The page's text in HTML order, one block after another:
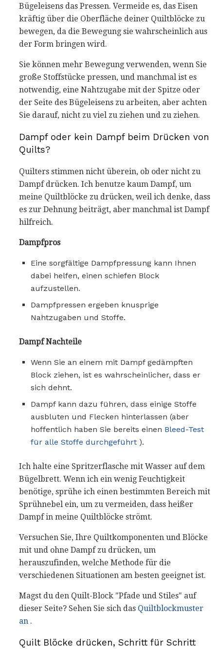
Bügeleisens das Pressen. Vermeide es, das Eisen
kräftig über die Oberfläche deiner Quiltblöcke zu
bewegen, da die Bewegung sie wahrscheinlich aus
der Form bringen wird.
Sie können mehr Bewegung verwenden, wenn Sie
große Stoffstücke pressen, und manchmal ist es
notwendig, eine Nahtzugabe mit der Spitze oder
der Seite des Bügeleisens zu arbeiten, aber achten
Sie darauf, nicht zu viel zu ziehen und zu ziehen.
Dampf oder kein Dampf beim Drücken von
Quilts?
Quilters stimmen nicht überein, ob oder nicht zu
Dampf drücken. Ich benutze kaum Dampf, um
meine Quiltblöcke zu drücken, weil ich denke, dass
es zur Dehnung beiträgt, aber manchmal ist Dampf
hilfreich.
Dampfpros
Eine sorgfältige Dampfpressung kann Ihnen
dabei helfen, einen schiefen Block
aufzustellen.
Dampfpressen ergeben knusprige
Nahtzugaben und Stoffe.
Dampf Nachteile
Wenn Sie an einem mit Dampf gedämpften
Block ziehen, ist es wahrscheinlicher, dass er
sich dehnt.
Dampf kann dazu führen, dass einige Stoffe
ausbluten und Flecken hinterlassen (aber
hoffentlich haben Sie bereits einen Bleed-Test
für alle Stoffe durchgeführt ).
Ich halte eine Spritzerflasche mit Wasser auf dem
Bügelbrett. Wenn ich ein wenig Feuchtigkeit
benötige, sprühe ich einen bestimmten Bereich mit
Sprühnebel ein, um zu vermeiden, dass heißer
Dampf in meine Quiltblöcke strömt.
Versuchen Sie, Ihre Quiltkomponenten und Blöcke
mit und ohne Dampf zu drücken, um
herauszufinden, welche Methode für die
verschiedenen Situationen am besten geeignet ist.
Magst du den Quilt-Block "Pfade und Stiles" auf
dieser Seite? Sehen Sie sich das Quiltblockmuster
an .
Quilt Blöcke drücken, Schritt für Schritt